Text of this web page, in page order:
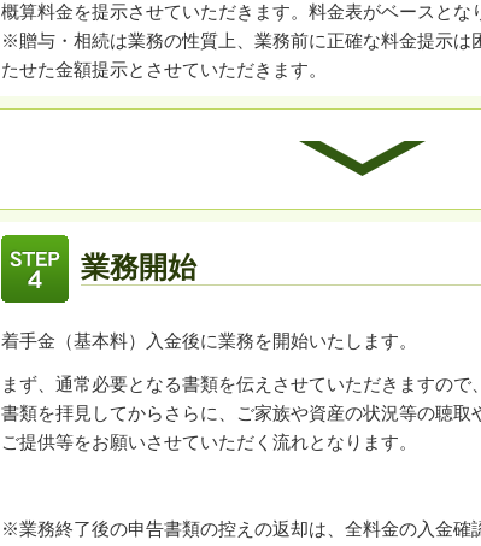
概算料金を提示させていただきます。 料金表がベースとな
※贈与・相続は業務の性質上、業務前に正確な料金提示は
たせた金額提示とさせていただきます。
業務開始
着手金（基本料）入金後に業務を開始いたします。
まず、通常必要となる書類を伝えさせていただきますので
書類を拝見してからさらに、ご家族や資産の状況等の聴取
ご提供等をお願いさせていただく流れとなります。
※業務終了後の申告書類の控えの返却は、全料金の入金確